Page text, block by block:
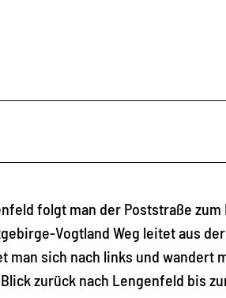
folgt man der Poststraße
Vogtland Weg leitet aus
man sich nach links und wandert
zurück nach Lengenfeld bis